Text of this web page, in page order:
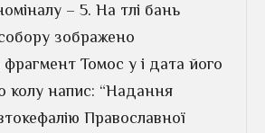
– 5. На тлі бань
зображено
фрагмент Томос у і дата його
колу напис: “Надання
Православної